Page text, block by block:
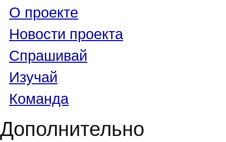
О проекте
Новости проекта
Спрашивай
Изучай
Команда
Дополнительно